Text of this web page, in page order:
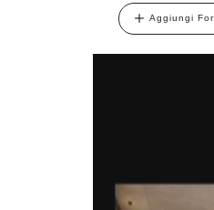
Aggiungi